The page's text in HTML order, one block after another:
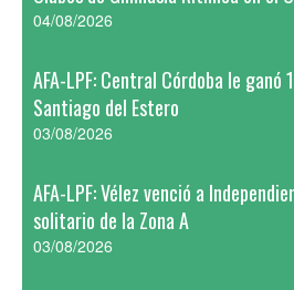
04/08/2026
AFA-LPF: Central Córdoba le ganó
Santiago del Estero
03/08/2026
AFA-LPF: Vélez venció a
solitario de la Zona A
03/08/2026